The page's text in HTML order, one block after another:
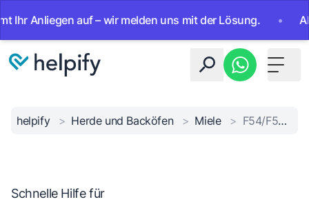
auf – wir melden uns mit der Lösung. • Ab
Toggle
helpify > Herde und Backöfen > Miele > F54/F55 Temperaturfehler
Schnelle Hilfe für